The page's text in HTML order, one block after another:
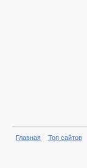
Главная Топ сайтов